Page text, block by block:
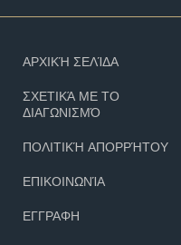
ΑΡΧΙΚΉ ΣΕΛΊΔΑ
ΣΧΕΤΙΚΆ ΜΕ ΤΟ
ΔΙΑΓΩΝΙΣΜΌ
ΠΟΛΙΤΙΚΉ ΑΠΟΡΡΉΤΟΥ
ΕΠΙΚΟΙΝΩΝΊΑ
ΕΓΓΡΑΦΗ